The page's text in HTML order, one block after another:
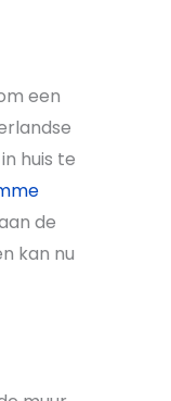
een
huis te
de
kan nu